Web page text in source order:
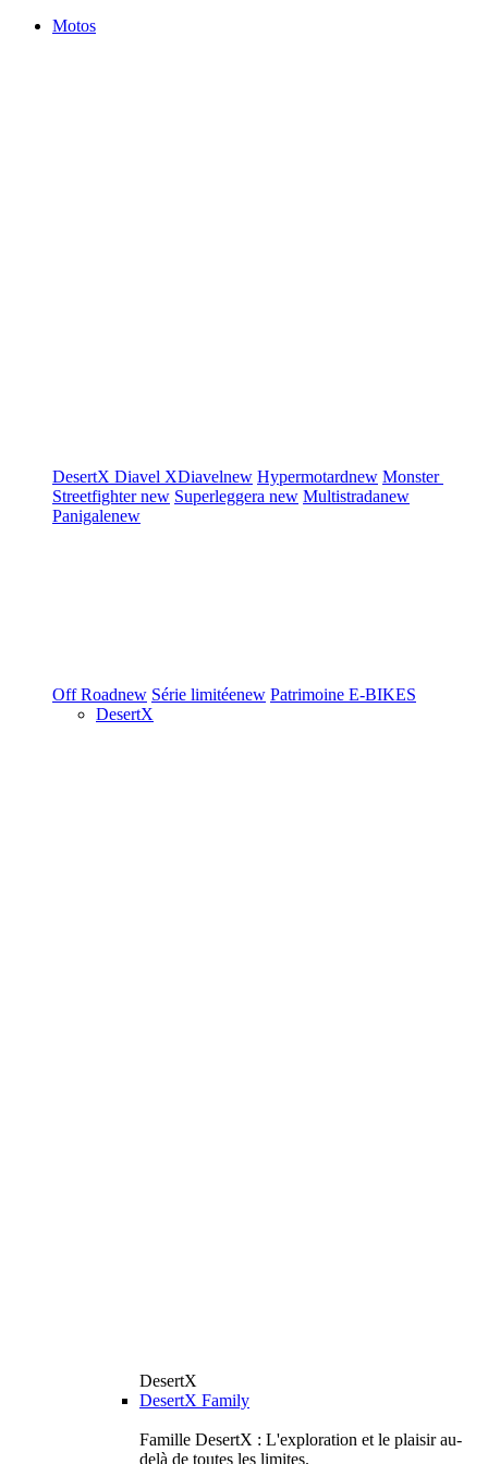
Motos
DesertX Diavel XDiavelnew Hypermotardnew Monster
Streetfighternew Superleggera new Multistradanew
Panigalenew
Off Roadnew Série limitéenew Patrimoine E-BIKES
DesertX
DesertX
DesertX Family
Famille DesertX : L'exploration et le plaisir au-
delà de toutes les limites.